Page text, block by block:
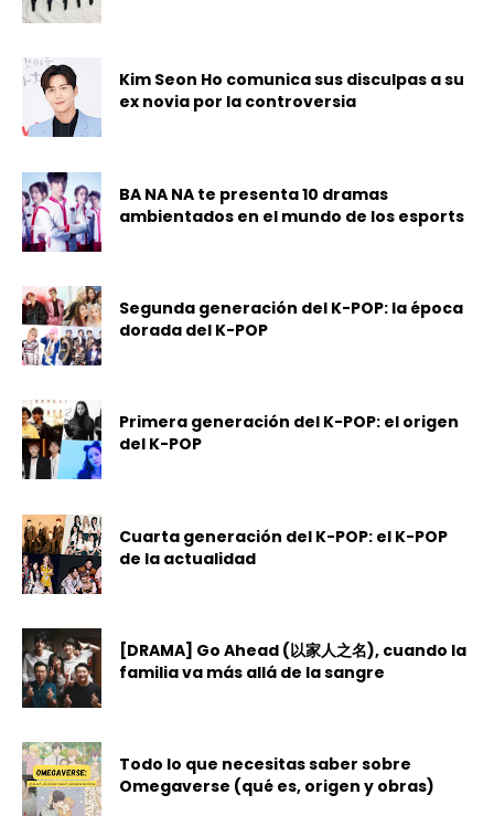
Kim Seon Ho comunica sus disculpas a su
ex novia por la controversia
BA NA NA te presenta 10 dramas
ambientados en el mundo de los esports
Segunda generación del K-POP: la época
dorada del K-POP
Primera generación del K-POP: el origen
del K-POP
Cuarta generación del K-POP: el K-POP
de la actualidad
[DRAMA] Go Ahead (以家人之名), cuando la
familia va más allá de la sangre
Todo lo que necesitas saber sobre
Omegaverse (qué es, origen y obras)